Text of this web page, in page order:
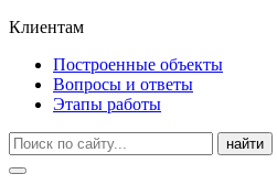
Клиентам
Построенные объекты
Вопросы и ответы
Этапы работы
найти